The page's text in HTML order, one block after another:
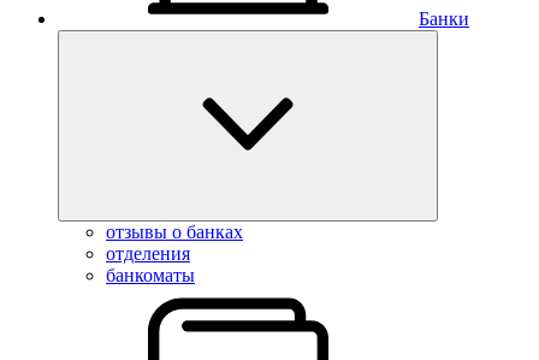
Банки
отзывы о банках
отделения
банкоматы